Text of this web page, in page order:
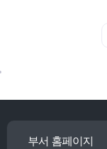
부서 홈페이지